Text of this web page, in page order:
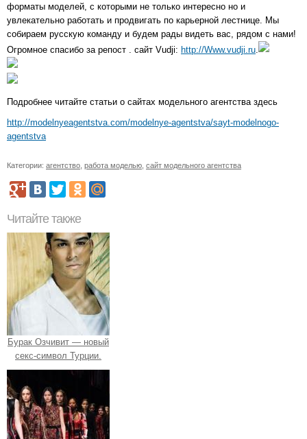
форматы моделей, с которыми не только интересно но и
увлекательно работать и продвигать по карьерной лестнице. Мы
собираем русскую команду и будем рады видеть вас, рядом с нами!
Огромное спасибо за репост . сайт Vudji: http://Www.vudji.ru
Подробнее читайте статьи о сайтах модельного агентства здесь
http://modelnyeagentstva.com/modelnye-agentstva/sayt-modelnogo-
agentstva
Категории: агентство работа моделью сайт модельного агентства
Читайте также
Бурак Озчивит — новый
секс-символ Турции.